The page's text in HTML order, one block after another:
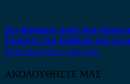
Δεν βρήκατε αυτό που
Είμαστε στη διάθεση σας να
Επικοινωνήστε μαζί μας
ΑΚΟΛΟΥΘΗΣΤΕ ΜΑΣ